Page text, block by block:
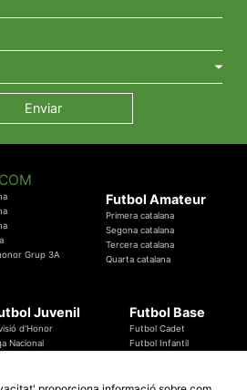
Grup 3A
Futbol Amateur
Primera catalana
Segona catalana
Tercera catalana
Quarta catalana
Juvenil
d'Honor
Nacional
Futbol Base
Futbol Cadet
Futbol Infantil